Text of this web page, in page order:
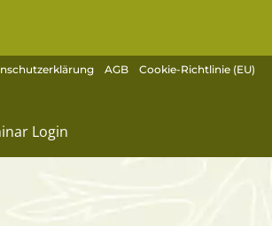
AGB Cookie-Richtlinie (EU)
Login